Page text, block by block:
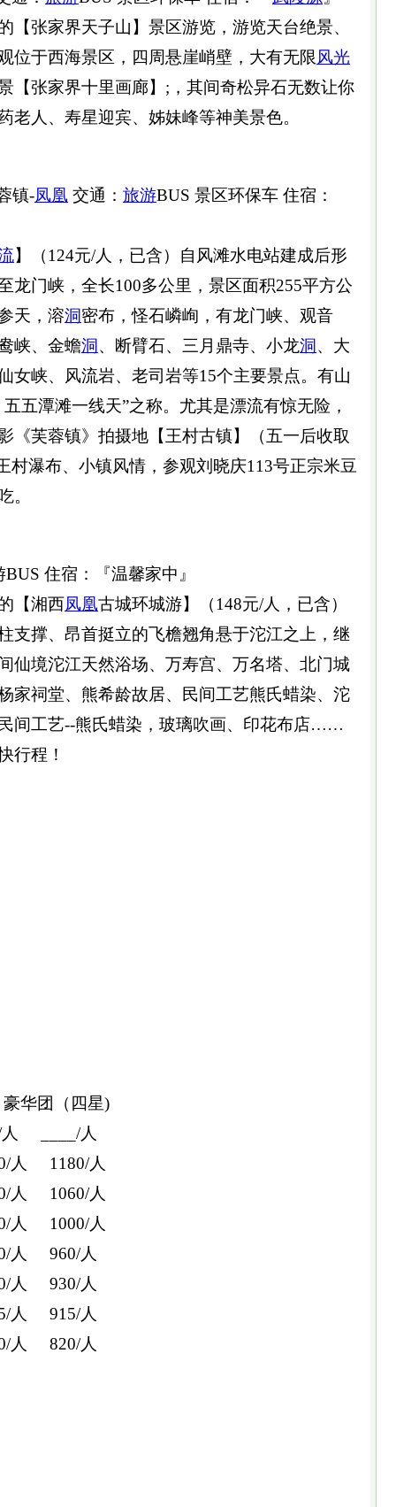
【张家界天子山】景区游览，游览天台绝景、
位于西海景区，四周悬崖峭壁，大有无限风光
【张家界十里画廊】;，其间奇松异石无数让你
老人、寿星迎宾、姊妹峰等神美景色。
镇-凤凰 交通： 旅游BUS 景区环保车 住宿：
】（124元/人，已含）自风滩水电站建成后形
龙门峡，全长100多公里，景区面积255平方公
天，溶洞密布，怪石嶙峋，有龙门峡、观音
峡、金蟾洞 、断臂石、三月鼎寺、小龙洞 、大
女峡、风流岩、老司岩等15个主要景点。有山
五潭滩一线天”之称。尤其是漂流有惊无险，
《芙蓉镇》拍摄地【王村古镇】（五一后收取
村瀑布、小镇风情，参观刘晓庆113号正宗米豆
。
住宿：『温馨家中』
【湘西凤凰古城环城游】（148元/人，已含）
支撑、昂首挺立的飞檐翘角悬于沱江之上，继
仙境沱江天然浴场、万寿宫、万名塔、北门城
家祠堂、熊希龄故居、民间工艺熊氏蜡染、沱
间工艺--熊氏蜡染，玻璃吹画、印花布店……
行程！
华团（四星)
人 ____/人
人 1180/人
人 1060/人
人 1000/人
人 960/人
人 930/人
人 915/人
人 820/人